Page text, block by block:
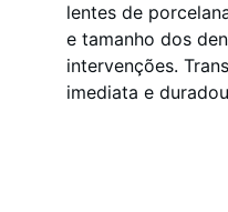
lentes de
e tamanho dos
intervenções.
imediata e